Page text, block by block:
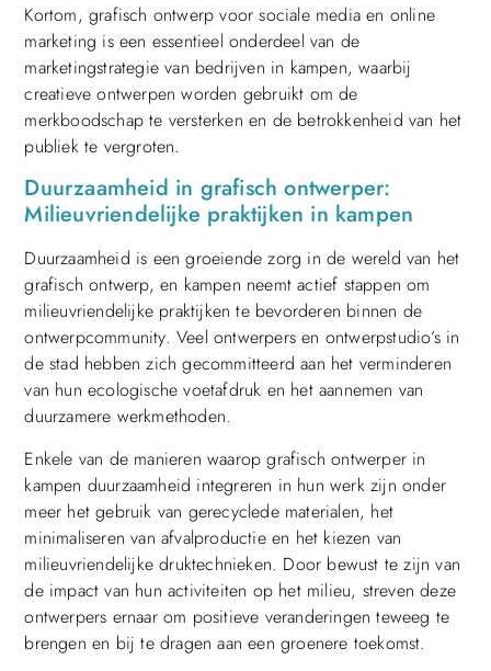
Kortom, grafisch ontwerp voor sociale media en online
marketing is een essentieel onderdeel van de
marketingstrategie van bedrijven in kampen, waarbij
creatieve ontwerpen worden gebruikt om de
merkboodschap te versterken en de betrokkenheid van het
publiek te vergroten.
Duurzaamheid in grafisch ontwerper:
Milieuvriendelijke praktijken in kampen
Duurzaamheid is een groeiende zorg in de wereld van het
grafisch ontwerp, en kampen neemt actief stappen om
milieuvriendelijke praktijken te bevorderen binnen de
ontwerpcommunity. Veel ontwerpers en ontwerpstudio’s in
de stad hebben zich gecommitteerd aan het verminderen
van hun ecologische voetafdruk en het aannemen van
duurzamere werkmethoden.
Enkele van de manieren waarop grafisch ontwerper in
kampen duurzaamheid integreren in hun werk zijn onder
meer het gebruik van gerecyclede materialen, het
minimaliseren van afvalproductie en het kiezen van
milieuvriendelijke druktechnieken. Door bewust te zijn van
de impact van hun activiteiten op het milieu, streven deze
ontwerpers ernaar om positieve veranderingen teweeg te
brengen en bij te dragen aan een groenere toekomst.